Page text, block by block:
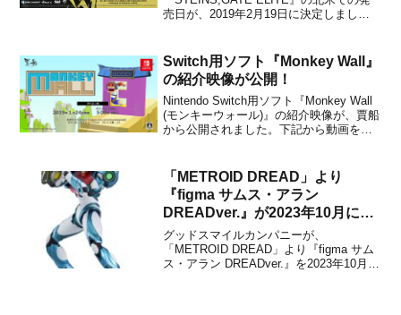
売日が、2019年2月19日に決定しまし
ムソフトと通常特典に加えて次の特典が
付属します。【特典内容】●100ページ
以...
Switch用ソフト『Monkey Wall』
の紹介映像が公開！
Nintendo Switch用ソフト『Monkey Wall
(モンキーウォール)』の紹介映像が、賈船
から公開されました。下記から動画をチ
Attack』が開発した厦門国際アニメマン
ガフェスティバル『創...
「METROID DREAD」より
『figma サムス・アラン
DREADver.』が2023年10月に発
売決定！
グッドスマイルカンパニーが、
「METROID DREAD」より『figma サム
ス・アラン DREADver.』を2023年10月に